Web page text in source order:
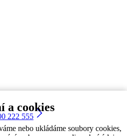
a cookies
nebo ukládáme soubory cookies,
222 555